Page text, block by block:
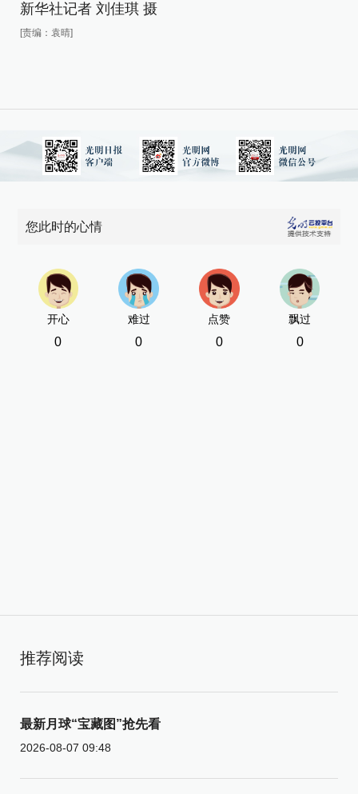
新华社记者 刘佳琪 摄
[责编：袁晴]
您此时的心情
开心
0
难过
0
点赞
0
飘过
0
推荐阅读
最新月球“宝藏图”抢先看
2026-08-07 09:48